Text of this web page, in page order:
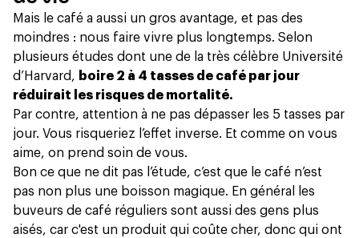
Mais le café a aussi un gros avantage, et pas des
moindres : nous faire vivre plus longtemps. Selon
plusieurs études dont une de la très célèbre Université
d’Harvard, boire 2 à 4 tasses de café par jour
réduirait les risques de mortalité.
Par contre, attention à ne pas dépasser les 5 tasses par
jour. Vous risqueriez l’effet inverse. Et comme on vous
aime, on prend soin de vous.
Bon ce que ne dit pas l’étude, c’est que le café n’est
pas non plus une boisson magique. En général les
buveurs de café réguliers sont aussi des gens plus
aisés, car c'est un produit qui coûte cher, donc qui ont